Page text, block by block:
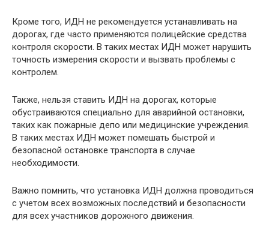
Кроме того, ИДН не рекомендуется устанавливать на
дорогах, где часто применяются полицейские средства
контроля скорости. В таких местах ИДН может нарушить
точность измерения скорости и вызвать проблемы с
контролем.
Также, нельзя ставить ИДН на дорогах, которые
обустраиваются специально для аварийной остановки,
таких как пожарные депо или медицинские учреждения.
В таких местах ИДН может помешать быстрой и
безопасной остановке транспорта в случае
необходимости.
Важно помнить, что установка ИДН должна проводиться
с учетом всех возможных последствий и безопасности
для всех участников дорожного движения.